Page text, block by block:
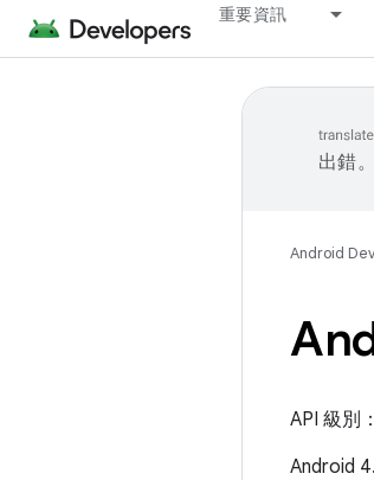
重要資訊
出錯。
Android
API 級別
Android